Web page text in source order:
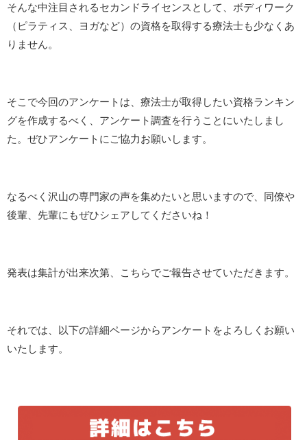
そんな中注目されるセカンドライセンスとして、ボディワーク
（ピラティス、ヨガなど）の資格を取得する療法士も少なくあ
りません。
そこで今回のアンケートは、療法士が取得したい資格ランキン
グを作成するべく、アンケート調査を行うことにいたしまし
た。ぜひアンケートにご協力お願いします。
なるべく沢山の専門家の声を集めたいと思いますので、同僚や
後輩、先輩にもぜひシェアしてくださいね！
発表は集計が出来次第、こちらでご報告させていただきます。
それでは、以下の詳細ページからアンケートをよろしくお願い
いたします。